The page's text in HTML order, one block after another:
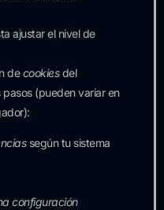
ajustar el nivel de
decookiesdel
(pueden variar en
según tu sistema
configuración